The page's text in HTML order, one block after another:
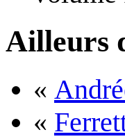
Ailleurs
«
«